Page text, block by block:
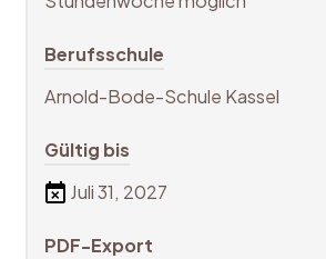
Berufsschule
Arnold-Bode-Schule Kassel
Gültig bis
Juli 31, 2027
PDF-Export